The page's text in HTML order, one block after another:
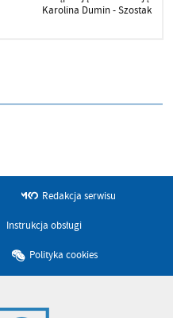
Karolina Dumin - Szostak
Redakcja serwisu
Instrukcja obsługi
Polityka cookies